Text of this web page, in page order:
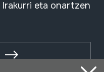
Irakurri eta onartzen